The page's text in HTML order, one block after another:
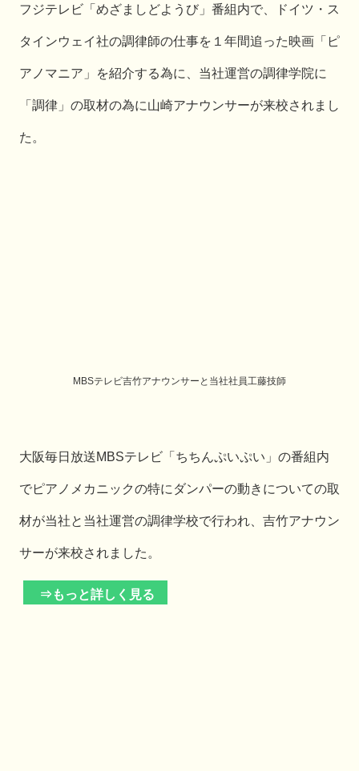
フジテレビ「めざましどようび」番組内で、ドイツ・ス
タインウェイ社の調律師の仕事を１年間追った映画「ピ
アノマニア」を紹介する為に、当社運営の調律学院に
「調律」の取材の為に山崎アナウンサーが来校されまし
た。
MBSテレビ吉竹アナウンサーと当社社員工藤技師
大阪毎日放送MBSテレビ「ちちんぷいぷい」の番組内
でピアノメカニックの特にダンパーの動きについての取
材が当社と当社運営の調律学校で行われ、吉竹アナウン
サーが来校されました。
⇒もっと詳しく見る